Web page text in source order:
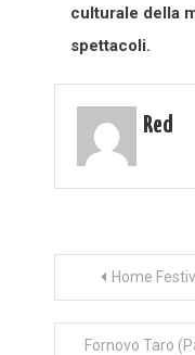
culturale della
spettacoli.
Red
Navigazione
articoli
Home
Fornovo Taro